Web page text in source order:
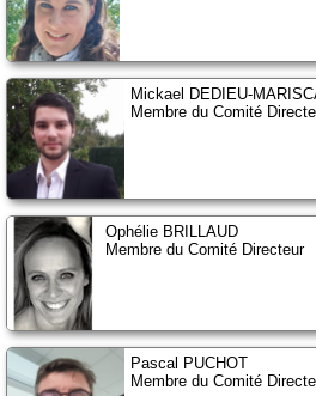
Mickael DEDIEU-
Membre du Comité
Ophélie BRILLAUD
Membre du Comité Directeur
Pascal PUCHOT
Membre du Comité